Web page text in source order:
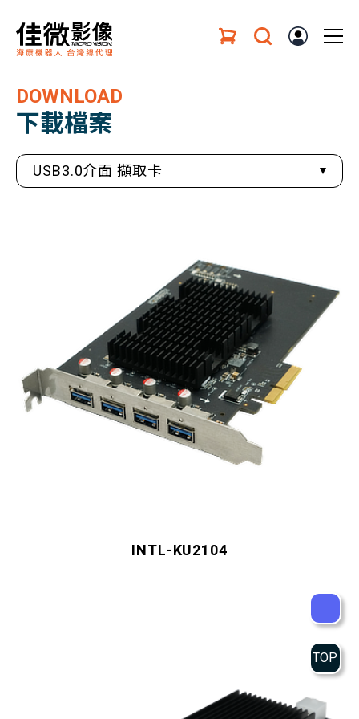
DOWNLOAD
下載檔案
USB3.0介面 擷取卡
INTL-KU2104
TOP